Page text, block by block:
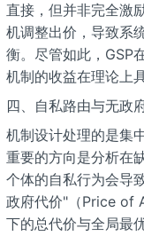
直接，但并非完全激
机调整出价，导致系
衡。尽管如此，GSP
机制的收益在理论上
四、自私路由与无政
机制设计处理的是集
重要的方向是分析在
个体的自私行为会导
政府代价"（Price of
下的总代价与全局最